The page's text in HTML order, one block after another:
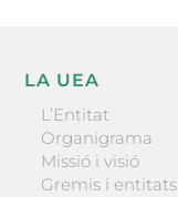
LA UEA
L’Entitat
Organigrama
Missió i visió
Gremis i entitats